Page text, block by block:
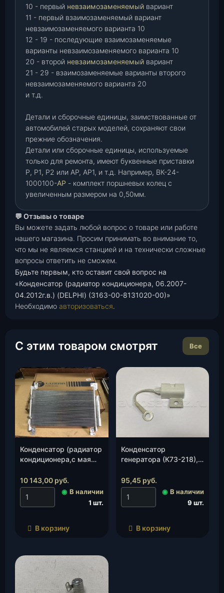
10 - первый невзаимозаменяемый вариант
11 - первый взаимозаменяемый вариант
невзаимозаменяемого варианта 10
12 - 19 - последующие взаимозаменяемые
варианты невзаимозаменяемого варианта 10
20 - второй невзаимозаменяемый вариант
21 - 29 - взаимозаменяемые варианты второго
невзаимозаменяемого варианта 20
и т.д.
Детали и сборочные единицы, заимствованные от
автомобилей старых моделей, сохраняют свои
прежние обозначения.
Детали или сборочные единицы, используемые
только для ремонта, имеют буквенные приставки
Р, Р1, Р2 или АР, АР1, и т.д. Например, ВК-24-
1000100-АР - комплект поршневых колец с
увеличенным размером на 0,50мм.
💬 Отзывы о товаре
Вы можете задать любой вопрос о товаре или работе
нашего магазина. Просим принимать во внимание то,
что мы не являемся станцией и на технически сложные
вопросы ответить не сможем.
Будьте первым, кто оставит свой вопрос на
«Конденсатор (радиатор кондиционера, 06.2007-
04.2012г.в.) (DELPHI) (3163-00-8131020-00)»
Необходимо авторизоваться.
С этим товаром смотрят Все
Конденсатор (радиатор
кондиционера,с мая
(3163-00-8131020-30),
шт.
10 143,00 руб.
◉ В наличии
1 шт.
В корзину
Конденсатор
генератора (К73-218),
95,45 руб.
◉ В наличии
9 шт.
В корзину